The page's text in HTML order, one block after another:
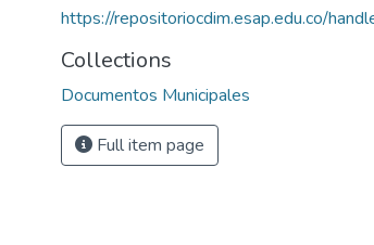
https://repositoriocdim.esap.edu.co/
Collections
Documentos Municipales
Full item page